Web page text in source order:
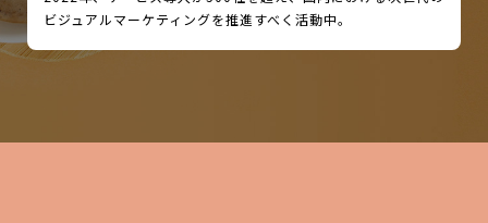
ビジュアルマーケティングを推進すべく活動中。